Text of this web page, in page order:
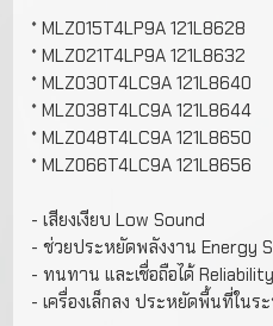
* MLZ015T4LP9A 121L8628
* MLZ021T4LP9A 121L8632
* MLZ030T4LC9A 121L8640
* MLZ038T4LC9A 121L8644
* MLZ048T4LC9A 121L8650
* MLZ066T4LC9A 121L8656
- เสียงเงียบ Low Sound
- ช่วยประหยัดพลังงาน Energy
- ทนทาน และเชื่อถือได้ Reliability
- เครื่องเล็กลง ประหยัดพื้นที่ใน